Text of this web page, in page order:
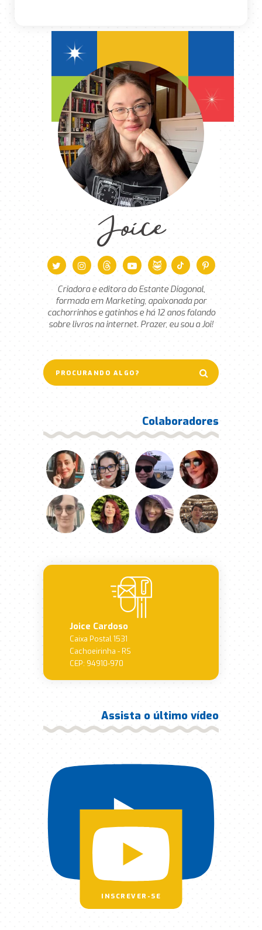
Joice
Criadora e editora do Estante Diagonal,
formada em Marketing, apaixonada por
cachorrinhos e gatinhos e há 12 anos falando
sobre livros na internet. Prazer, eu sou a Joi!
Colaboradores
Joice Cardoso
Caixa Postal 1531
Cachoeirinha - RS
CEP: 94910-970
Assista o último vídeo
INSCREVER-SE